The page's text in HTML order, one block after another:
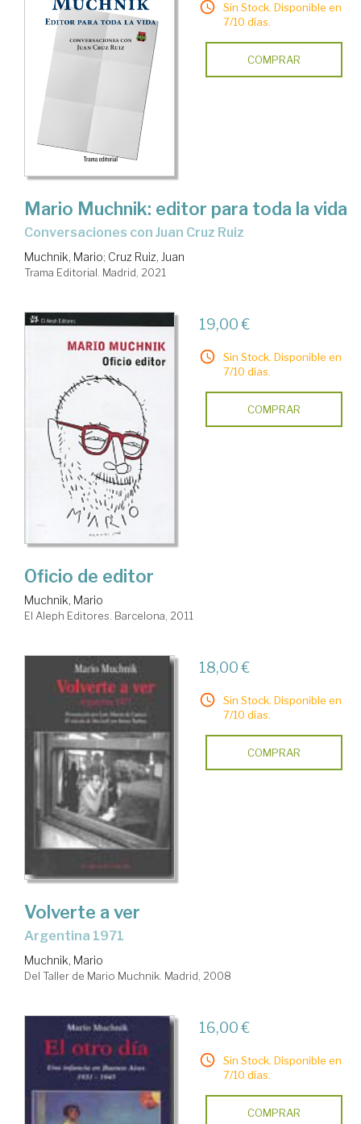
Sin Stock. Disponible en
7/10 días.
COMPRAR
Mario Muchnik: editor para toda la vida
Conversaciones con Juan Cruz Ruiz
Muchnik, Mario; Cruz Ruiz, Juan
Trama Editorial. Madrid, 2021
19,00 €
Sin Stock. Disponible en
7/10 días.
COMPRAR
Oficio de editor
Muchnik, Mario
El Aleph Editores. Barcelona, 2011
18,00 €
Sin Stock. Disponible en
7/10 días.
COMPRAR
Volverte a ver
Argentina 1971
Muchnik, Mario
Del Taller de Mario Muchnik. Madrid, 2008
16,00 €
Sin Stock. Disponible en
7/10 días.
COMPRAR